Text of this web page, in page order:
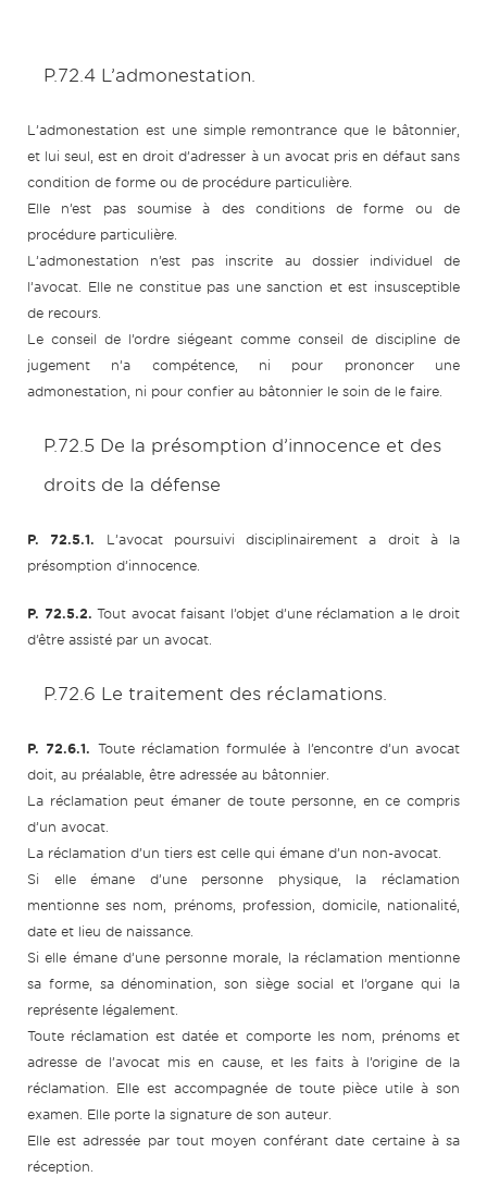
P.72.4 L’admonestation.
L’admonestation est une simple remontrance que le bâtonnier,
et lui seul, est en droit d’adresser à un avocat pris en défaut sans
condition de forme ou de procédure particulière.
Elle n’est pas soumise à des conditions de forme ou de
procédure particulière.
L’admonestation n’est pas inscrite au dossier individuel de
l’avocat. Elle ne constitue pas une sanction et est insusceptible
de recours.
Le conseil de l’ordre siégeant comme conseil de discipline de
jugement n’a compétence, ni pour prononcer une
admonestation, ni pour confier au bâtonnier le soin de le faire.
P.72.5 De la présomption d’innocence et des
droits de la défense
P. 72.5.1. L’avocat poursuivi disciplinairement a droit à la
présomption d’innocence.
P. 72.5.2. Tout avocat faisant l’objet d’une réclamation a le droit
d’être assisté par un avocat.
P.72.6 Le traitement des réclamations.
P. 72.6.1. Toute réclamation formulée à l’encontre d’un avocat
doit, au préalable, être adressée au bâtonnier.
La réclamation peut émaner de toute personne, en ce compris
d’un avocat.
La réclamation d’un tiers est celle qui émane d’un non-avocat.
Si elle émane d’une personne physique, la réclamation
mentionne ses nom, prénoms, profession, domicile, nationalité,
date et lieu de naissance.
Si elle émane d’une personne morale, la réclamation mentionne
sa forme, sa dénomination, son siège social et l’organe qui la
représente légalement.
Toute réclamation est datée et comporte les nom, prénoms et
adresse de l’avocat mis en cause, et les faits à l’origine de la
réclamation. Elle est accompagnée de toute pièce utile à son
examen. Elle porte la signature de son auteur.
Elle est adressée par tout moyen conférant date certaine à sa
réception.